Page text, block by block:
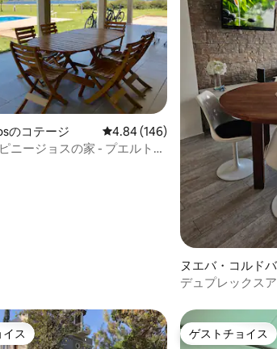
つ星の平均評価
のコテージ レビュー146件、5つ星中4.84
4.84 (146)
ニージョスの家 - プエルト・
ヌエバ・コルド
ニアム
デュプレックス
州
イス
ス ゲストチョイス
ゲストチョイス